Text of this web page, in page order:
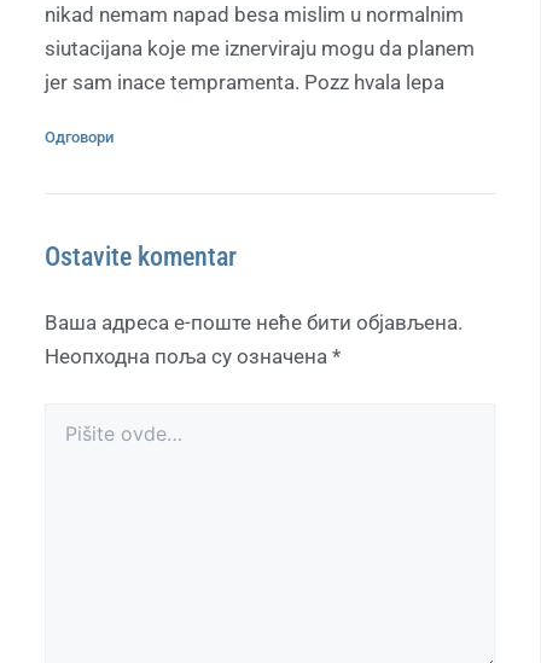
nikad nemam napad besa mislim u normalnim
siutacijana koje me iznerviraju mogu da planem
jer sam inace tempramenta. Pozz hvala lepa
Одговори
Ostavite komentar
Ваша адреса е-поште неће бити објављена.
Неопходна поља су означена *